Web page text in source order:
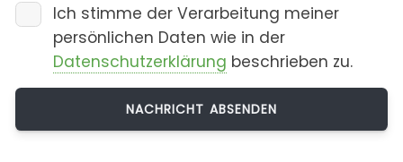
Ich stimme der Verarbeitung meiner
persönlichen Daten wie in der
Datenschutzerklärung beschrieben zu.